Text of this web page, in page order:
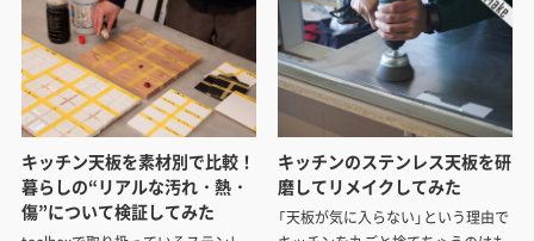
キッチン天板を​素材別で​比較！​
暮らしの​“リアルな​汚れ・熱・
傷”に​ついて​検証してみた​
キッチンのステンレス天板を研
磨してリメイクしてみた
「天板が気に入らない」という理由で